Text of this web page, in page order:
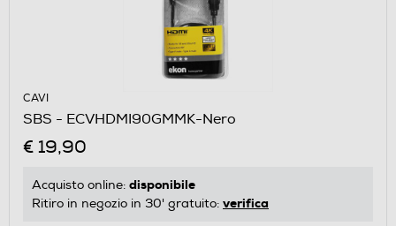
CAVI
SBS - ECVHDMI90GMMK-Nero
€ 19,90
Acquisto online: disponibile
Ritiro in negozio in 30' gratuito: verifica